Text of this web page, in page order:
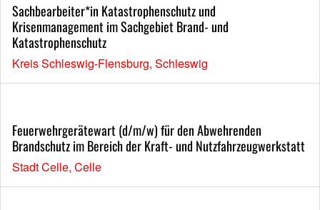
Sachbearbeiter*in Katastrophenschutz und
Krisenmanagement im Sachgebiet Brand- und
Katastrophenschutz
Kreis Schleswig-Flensburg, Schleswig
Feuerwehrgerätewart (d/m/w) für den Abwehrenden
Brandschutz im Bereich der Kraft- und Nutzfahrzeugwerkstatt
Stadt Celle, Celle